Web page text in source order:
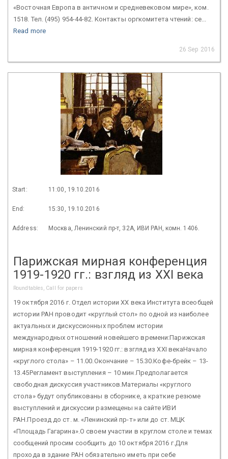
«Восточная Европа в античном и средневековом мире», ком.
1518. Тел. (495) 954-44-82. Контакты оргкомитета чтений: ce...
Read more
26 Sep 2016
Start: 11:00, 19.10.2016
End: 15:30, 19.10.2016
Address: Москва, Ленинский пр-т, 32А, ИВИ РАН, комн. 1406.
Парижская мирная конференция
1919-1920 гг.: взгляд из XXI века
Roundtables, Call for papers
19 октября 2016 г. Отдел истории ХХ века Института всеобщей
истории РАН проводит «круглый стол» по одной из наиболее
актуальных и дискуссионных проблем истории
международных отношений новейшего времени:Парижская
мирная конференция 1919-1920 гг.: взгляд из XXI векаНачало
«круглого стола» – 11.00.Окончание – 15.30.Кофе-брейк – 13-
13.45Регламент выступления – 10 мин.Предполагается
свободная дискуссия участников.Материалы «круглого
стола» будут опубликованы в сборнике, а краткие резюме
выступлений и дискуссии размещены на сайте ИВИ
РАН.Проезд до ст. м. «Ленинский пр-т» или до ст. МЦК
«Площадь Гагарина».О своем участии в круглом столе и темах
сообщений просим сообщить до 10 октября 2016 г.Для
прохода в здание РАН обязательно иметь при себе